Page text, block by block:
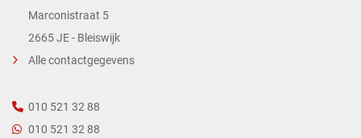
Marconistraat 5
2665 JE - Bleiswijk
Alle contactgegevens
010 521 32 88
010 521 32 88